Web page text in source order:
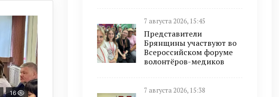
16
7 августа 2026, 15:45
Представители
Брянщины участвуют во
Всероссийском форуме
волонтёров-медиков
7 августа 2026, 15:38